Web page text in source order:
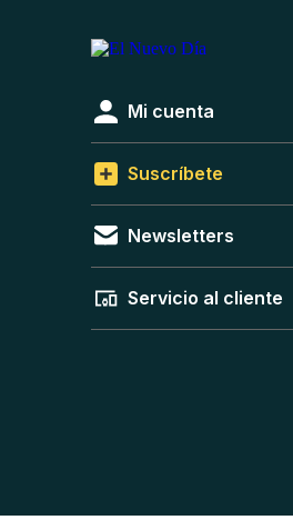
Mi cuenta
Suscríbete
Newsletters
Servicio al cliente